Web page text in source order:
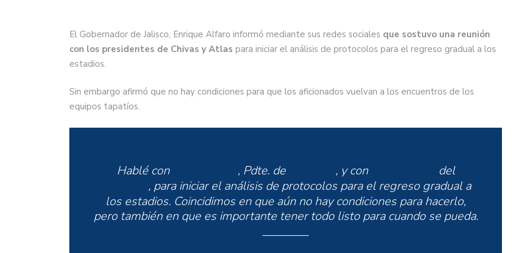
El Gobernador de Jalisco, Enrique Alfaro informó mediante sus redes sociales que sostuvo una reunión
con los presidentes de Chivas y Atlas para iniciar el análisis de protocolos para el regreso gradual a los
estadios.
Sin embargo afirmó que no hay condiciones para que los aficionados vuelvan a los encuentros de los
equipos tapatíos.
Hablé con , Pdte. de , y con
del
, para iniciar el análisis de protocolos para el regreso gradual a
los estadios. Coincidimos en que aún no hay condiciones para hacerlo,
pero también en que es importante tener todo listo para cuando se pueda.